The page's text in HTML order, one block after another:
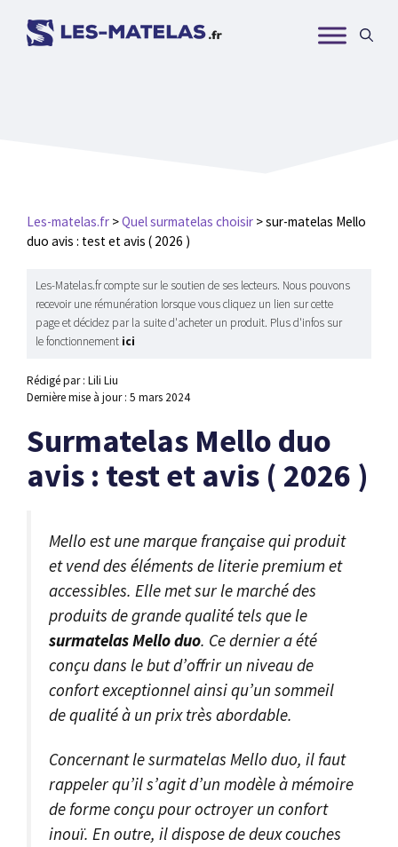
Les-matelas.fr >Quel surmatelas choisir >sur-matelas Mello
duo avis : test et avis ( 2026 )
Les-Matelas.fr compte sur le soutien de ses lecteurs. Nous pouvons
recevoir une rémunération lorsque vous cliquez un lien sur cette
page et décidez par la suite d'acheter un produit. Plus d'infos sur
le fonctionnement ici
Rédigé par : Lili Liu
Dernière mise à jour : 5 mars 2024
Surmatelas Mello duo
avis : test et avis ( 2026 )
Mello est une marque française qui produit
et vend des éléments de literie premium et
accessibles. Elle met sur le marché des
produits de grande qualité tels que le
surmatelas Mello duo. Ce dernier a été
conçu dans le but d’offrir un niveau de
confort exceptionnel ainsi qu’un sommeil
de qualité à un prix très abordable.
Concernant le surmatelas Mello duo, il faut
rappeler qu’il s’agit d’un modèle à mémoire
de forme conçu pour octroyer un confort
inouï. En outre, il dispose de deux couches